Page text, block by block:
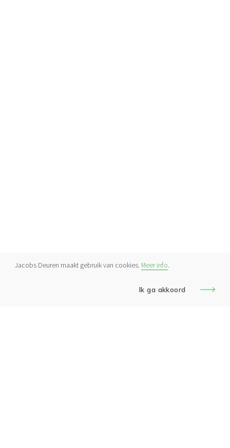
Jacobs Deuren maakt gebruik van cookies. Meer info.
Ik ga akkoord